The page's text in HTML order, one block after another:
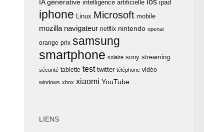
IA générative intelligence artificielle ipad
iphone Linux Microsoft mobile
mozilla navigateur netflix nintendo openai
orange prix samsung
smartphone solaire sony streaming
sécurité tablette test twitter téléphone vidéo
windows xbox xiaomi YouTube
LIENS